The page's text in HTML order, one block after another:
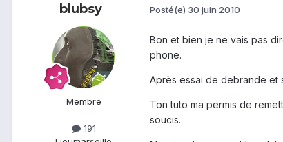
blubsy
Membre
191
Posté(e) 30 juin 2010
Bon et bien je ne vais pas
phone.
Après essai de debrande et
Ton tuto ma permis de
soucis.